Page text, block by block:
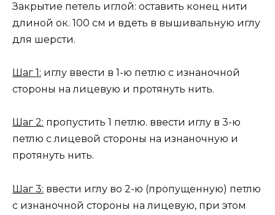
Закрытие петель иглой: оставить конец нити
длиной ок. 100 см и вдеть в вышивальную иглу
для шерсти.
Шаг 1: иглу ввести в 1-ю петлю с изнаночной
стороны на лицевую и протянуть нить.
Шаг 2: пропустить 1 петлю. ввести иглу в 3-ю
петлю с лицевой стороны на изнаночную и
протянуть нить.
Шаг 3: ввести иглу во 2-ю (пропущенную) петлю
с изнаночной стороны на лицевую, при этом